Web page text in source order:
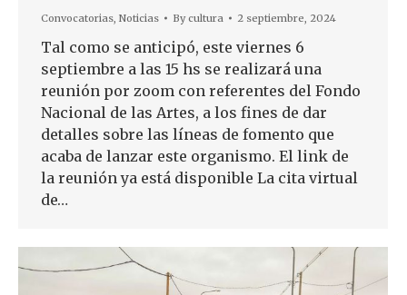
Convocatorias, Noticias Bycultura 2 septiembre, 2024
Tal como se anticipó, este viernes 6
septiembre a las 15 hs se realizará una
reunión por zoom con referentes del Fondo
Nacional de las Artes, a los fines de dar
detalles sobre las líneas de fomento que
acaba de lanzar este organismo. El link de
la reunión ya está disponible La cita virtual
de…